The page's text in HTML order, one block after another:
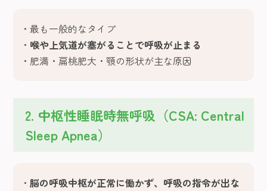
最も一般的なタイプ
喉や上気道が塞がることで呼吸が止まる
肥満・扁桃肥大・顎の形状が主な原因
2. 中枢性睡眠時無呼吸（CSA: Central
Sleep Apnea）
脳の呼吸中枢が正常に働かず、呼吸の指令が出な